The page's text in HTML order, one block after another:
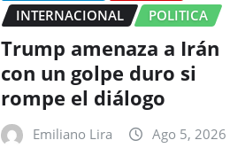
INTERNACIONAL
POLITICA
Trump amenaza a Irán
con un golpe duro si
rompe el diálogo
Emiliano Lira Ago 5, 2026